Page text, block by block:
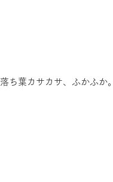
落ち葉カサカサ、ふかふか。